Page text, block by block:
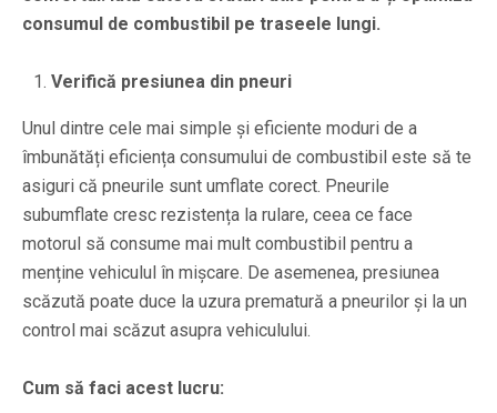
consumul de combustibil pe traseele lungi.
Verifică presiunea din pneuri
Unul dintre cele mai simple și eficiente moduri de a
îmbunătăți eficiența consumului de combustibil este să te
asiguri că pneurile sunt umflate corect. Pneurile
subumflate cresc rezistența la rulare, ceea ce face
motorul să consume mai mult combustibil pentru a
menține vehiculul în mișcare. De asemenea, presiunea
scăzută poate duce la uzura prematură a pneurilor și la un
control mai scăzut asupra vehiculului.
Cum să faci acest lucru: